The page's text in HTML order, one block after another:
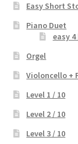
Easy Short
Piano Duet
easy
Orgel
Violoncello +
Level 1 / 10
Level 2 / 10
Level 3 / 10